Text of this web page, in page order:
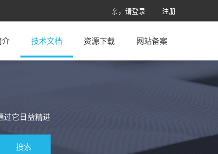
亲，请登录 注册
介 技术文档 资源下载 网站备案
过它日益精进
搜索